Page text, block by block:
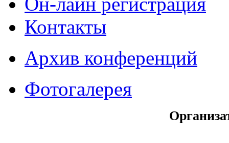
Контакты
Архив конференций
Фотогалерея